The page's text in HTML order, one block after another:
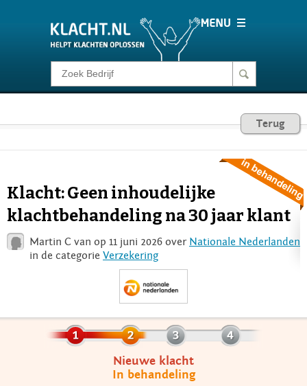
Klacht melden
Consumentenrecht
Voor Bedrijven
Login
Terug
Klacht: Geen inhoudelijke
klachtbehandeling na 30 jaar klant
Martin C van op 11 juni 2026 over Nationale Nederlanden
in de categorie Verzekering
Nieuwe klacht
In behandeling